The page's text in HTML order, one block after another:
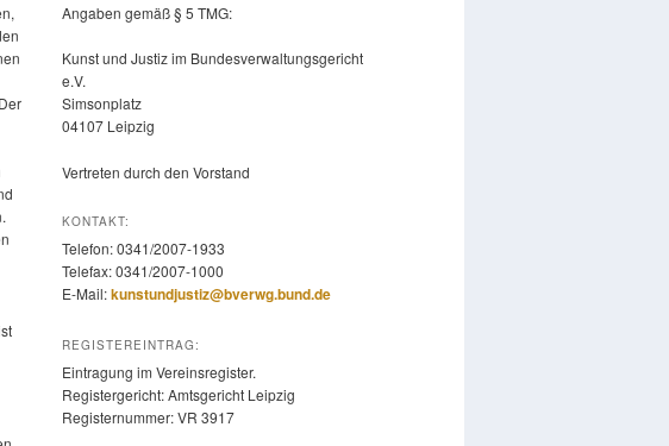
Angaben gemäß § 5 TMG:
Kunst und Justiz im Bundesverwaltungsgericht
e.V.
Simsonplatz
04107 Leipzig
Vertreten durch den Vorstand
KONTAKT:
Telefon: 0341/2007-1933
Telefax: 0341/2007-1000
E-Mail:kunstundjustiz@bverwg.bund.de
REGISTEREINTRAG:
Eintragung im Vereinsregister.
Registergericht: Amtsgericht Leipzig
Registernummer: VR 3917